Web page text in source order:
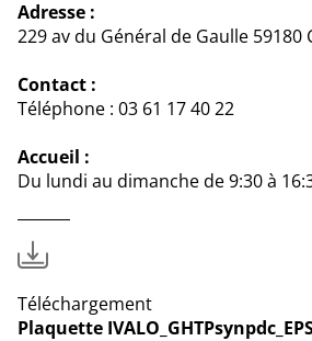
Adresse :
229 av du Général de Gaulle 59180
Contact :
Téléphone : 03 61 17 40 22
Accueil :
Du lundi au dimanche de 9:30 à
Téléchargement
Plaquette